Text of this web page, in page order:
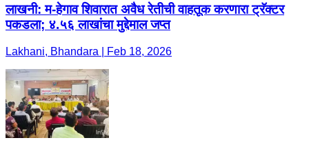
लाखनी: म-हेगाव शिवारात अवैध रेतीची वाहतूक करणारा ट्रॅक्टर
पकडला; ४.५६ लाखांचा मुद्देमाल जप्त
Lakhani, Bhandara | Feb 18, 2026